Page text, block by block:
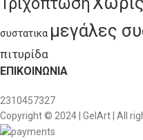
συστατικα μεγάλες
πιτυρίδα
ΕΠΙΚΟΙΝΩΝΊΑ
2310457327
Copyright © 2024 | GelArt | All